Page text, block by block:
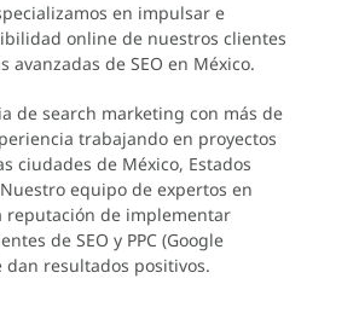
en impulsar e
online de nuestros clientes
avanzadas de SEO en México.
de search marketing con más de
trabajando en proyectos
ciudades de México, Estados
equipo de expertos en
reputación de implementar
de SEO y PPC (Google
dan resultados positivos.